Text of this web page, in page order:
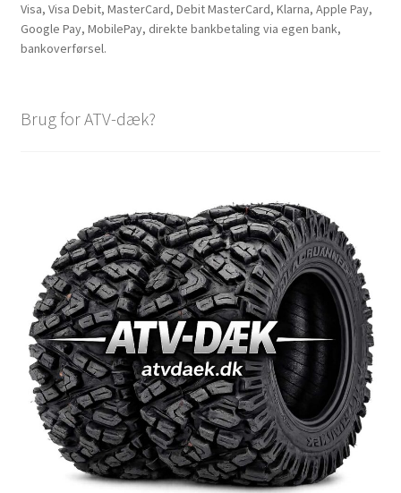
Visa, Visa Debit, MasterCard, Debit MasterCard, Klarna, Apple Pay,
Google Pay, MobilePay, direkte bankbetaling via egen bank,
bankoverførsel.
Brug for ATV-dæk?